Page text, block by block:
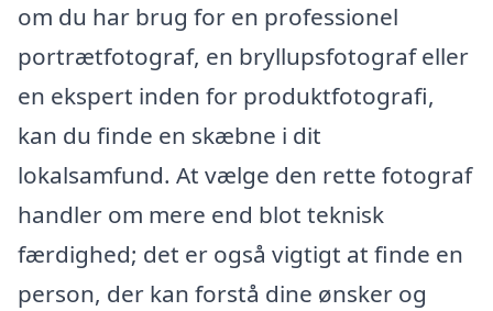
om du har brug for en professionel
portrætfotograf, en bryllupsfotograf eller
en ekspert inden for produktfotografi,
kan du finde en skæbne i dit
lokalsamfund. At vælge den rette fotograf
handler om mere end blot teknisk
færdighed; det er også vigtigt at finde en
person, der kan forstå dine ønsker og